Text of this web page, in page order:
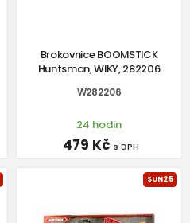
Brokovnice BOOMSTICK
Huntsman, WIKY, 282206
W282206
24 hodin
479 Kč s DPH
SUN25